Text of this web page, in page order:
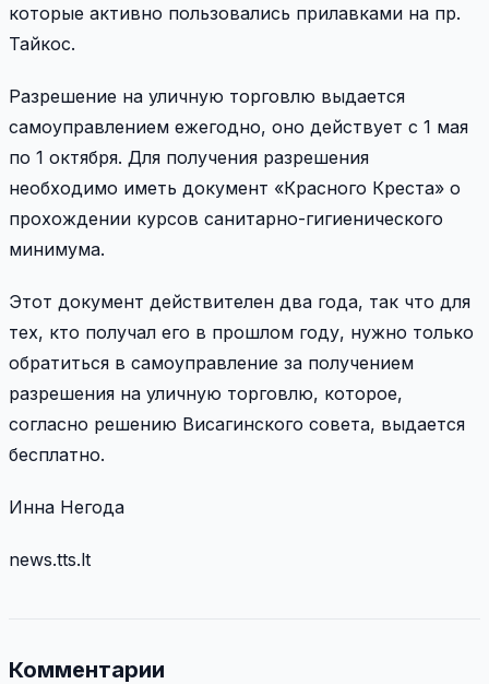
которые активно пользовались прилавками на пр.
Тайкос.
Разрешение на уличную торговлю выдается
самоуправлением ежегодно, оно действует с 1 мая
по 1 октября. Для получения разрешения
необходимо иметь документ «Красного Креста» о
прохождении курсов санитарно-гигиенического
минимума.
Этот документ действителен два года, так что для
тех, кто получал его в прошлом году, нужно только
обратиться в самоуправление за получением
разрешения на уличную торговлю, которое,
согласно решению Висагинского совета, выдается
бесплатно.
Инна Негода
news.tts.lt
Комментарии